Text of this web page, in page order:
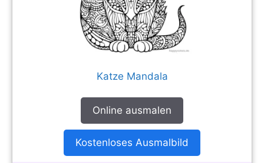
Katze Mandala
Online ausmalen
Kostenloses Ausmalbild